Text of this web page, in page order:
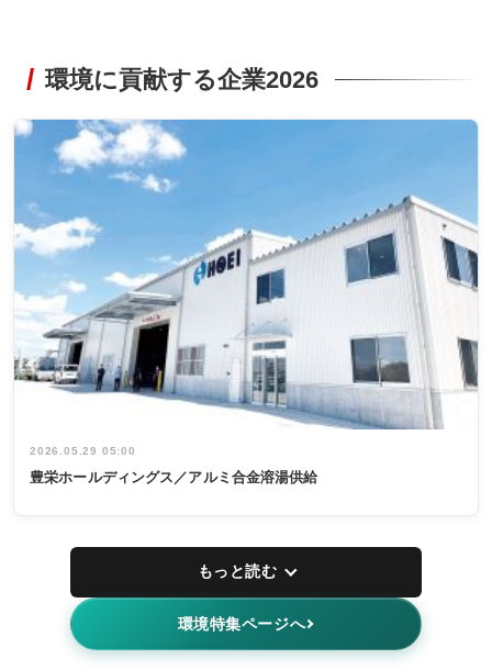
環境に貢献する企業2026
2026.05.29 05:00
豊栄ホールディングス／アルミ合金溶湯供給
もっと読む
環境特集ページへ